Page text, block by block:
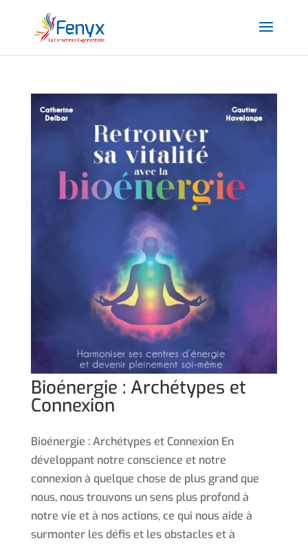
Bioénergie : Archétypes et
Connexion
Bioénergie : Archétypes et Connexion En
développant notre conscience et notre
connexion à quelque chose de plus grand que
nous, nous trouvons un sens plus profond à
notre vie et à nos actions, ce qui nous aide à
surmonter les défis et les obstacles et à